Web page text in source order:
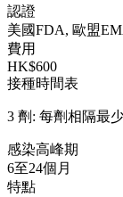
認證
美國FDA, 歐盟
費用
HK$600
接種時間表
3 劑: 每劑相隔最
感染高峰期
6至24個月
特點